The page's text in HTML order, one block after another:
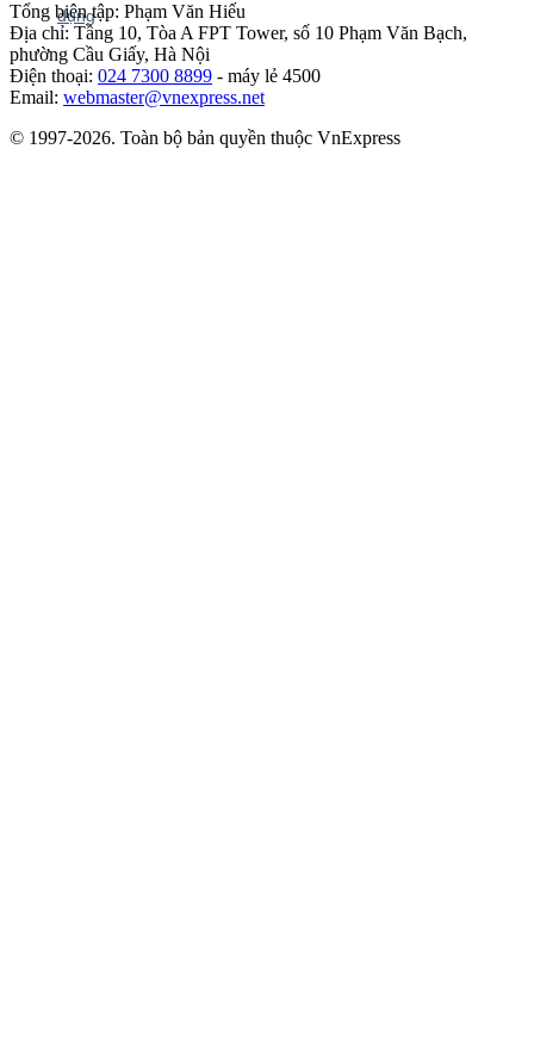
Tổng biên tập: Phạm Văn Hiếu
Địa chỉ: Tầng 10, Tòa A FPT Tower, số 10 Phạm Văn Bạch,
phường Cầu Giấy, Hà Nội
Điện thoại: 024 7300 8899 - máy lẻ 4500
Email: webmaster@vnexpress.net
© 1997-2026. Toàn bộ bản quyền thuộc VnExpress